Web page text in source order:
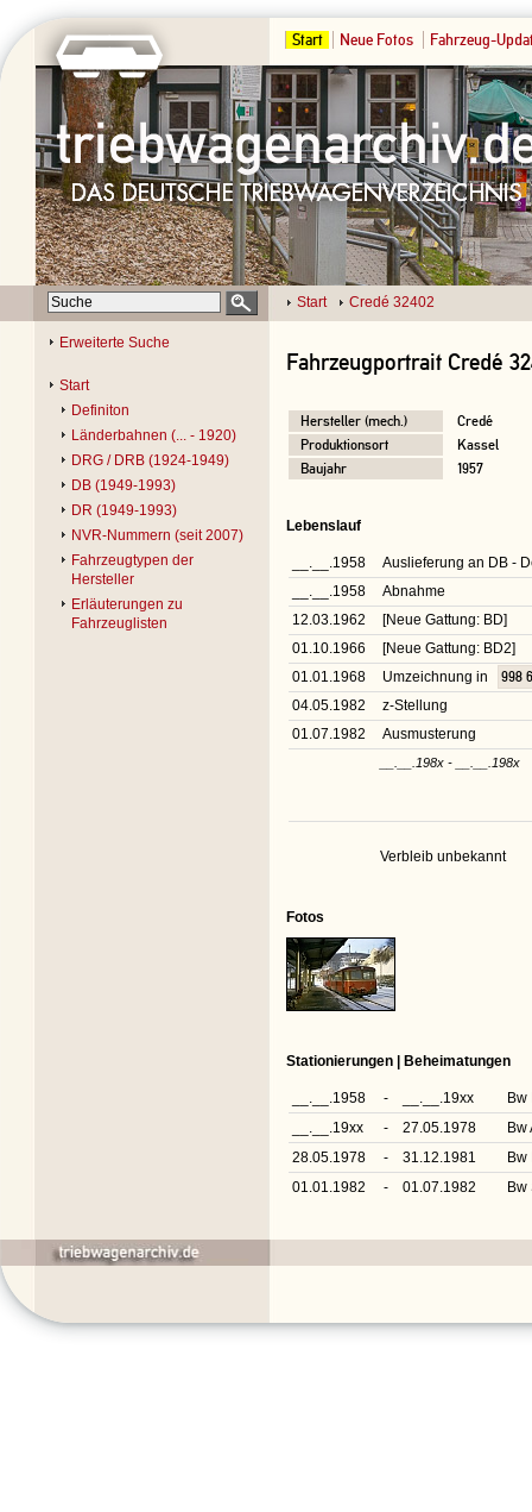
Start Neue Fotos Fahrzeug-
Start Credé 32402
Erweiterte Suche
Start
Definiton
Länderbahnen (... - 1920)
DRG / DRB (1924-1949)
DB (1949-1993)
DR (1949-1993)
NVR-Nummern (seit 2007)
Fahrzeugtypen der
Hersteller
Erläuterungen zu
Fahrzeuglisten
Fahrzeugportrait Credé
Hersteller (mech.)
Credé
Produktionsort
Kassel
Baujahr
1957
Lebenslauf
__.__.1958
Auslieferung an DB -
__.__.1958
Abnahme
12.03.1962
[Neue Gattung: BD]
01.10.1966
[Neue Gattung: BD2]
01.01.1968
Umzeichnung in
998
04.05.1982
z-Stellung
01.07.1982
Ausmusterung
__.__.198x - __.__.198x
Verbleib unbekannt
Fotos
Stationierungen | Beheimatungen
__.__.1958 - __.__.19xx
Bw
__.__.19xx
- 27.05.1978
Bw
28.05.1978
- 31.12.1981
Bw
01.01.1982
- 01.07.1982 Bw